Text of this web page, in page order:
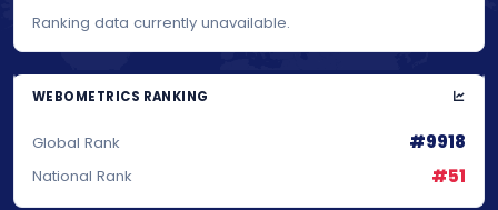
Ranking data currently unavailable.
WEBOMETRICS RANKING
Global Rank #9918
National Rank #51